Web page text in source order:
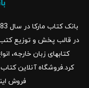
در قالب پخش و توزیع
فروش